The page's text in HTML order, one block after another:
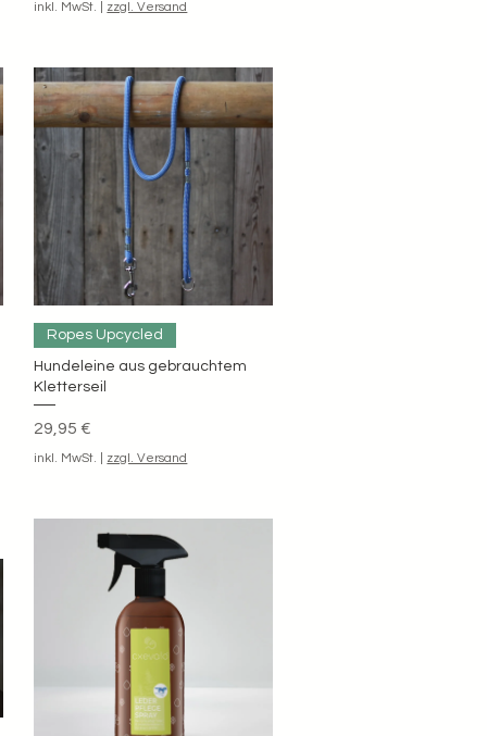
inkl. MwSt. zzgl. Versand
Schnellansicht
Ropes Upcycled
Hundeleine aus gebrauchtem
Kletterseil
Preis
29,95 €
inkl. MwSt. zzgl. Versand